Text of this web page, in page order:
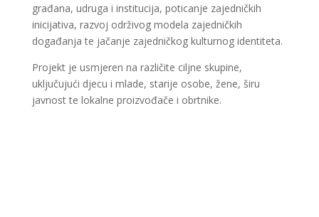
građana, udruga i institucija, poticanje zajedničkih
inicijativa, razvoj održivog modela zajedničkih
događanja te jačanje zajedničkog kulturnog identiteta.
Projekt je usmjeren na različite ciljne skupine,
uključujući djecu i mlade, starije osobe, žene, širu
javnost te lokalne proizvođače i obrtnike.